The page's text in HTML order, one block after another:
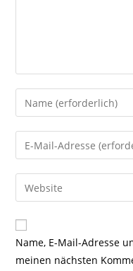
Gib
deinen
Namen
oder
zum
Kommentieren
ein
Gib
deine
E-
Mail-
zum
Kommentieren
ein
Gib
deine
Website-
URL
Name, E-Mail-Adresse
meinen nächsten